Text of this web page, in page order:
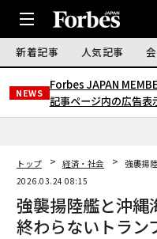
新着記事 人気記事
NEWS
Forbes JAPAN
記事ページ内の広告表
トップ 経済・社会
強襲揚
2026.03.24 08:15
強襲揚陸艦と沖
終わらないトラン